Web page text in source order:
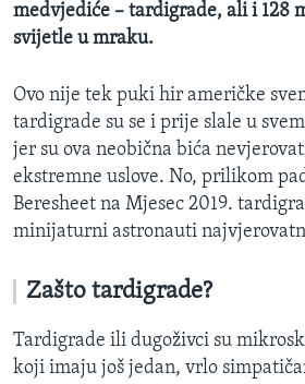
Jezici
medvjediće – tardigrade, ali i 128
svijetle u mraku.
Ovo nije tek puki hir američke
tardigrade su se i prije slale u
jer su ova neobična bića
ekstremne uslove. No, prilikom
Beresheet na Mjesec 2019.
minijaturni astronauti
Zašto tardigrade?
Tardigrade ili dugoživci su
koji imaju još jedan, vrlo